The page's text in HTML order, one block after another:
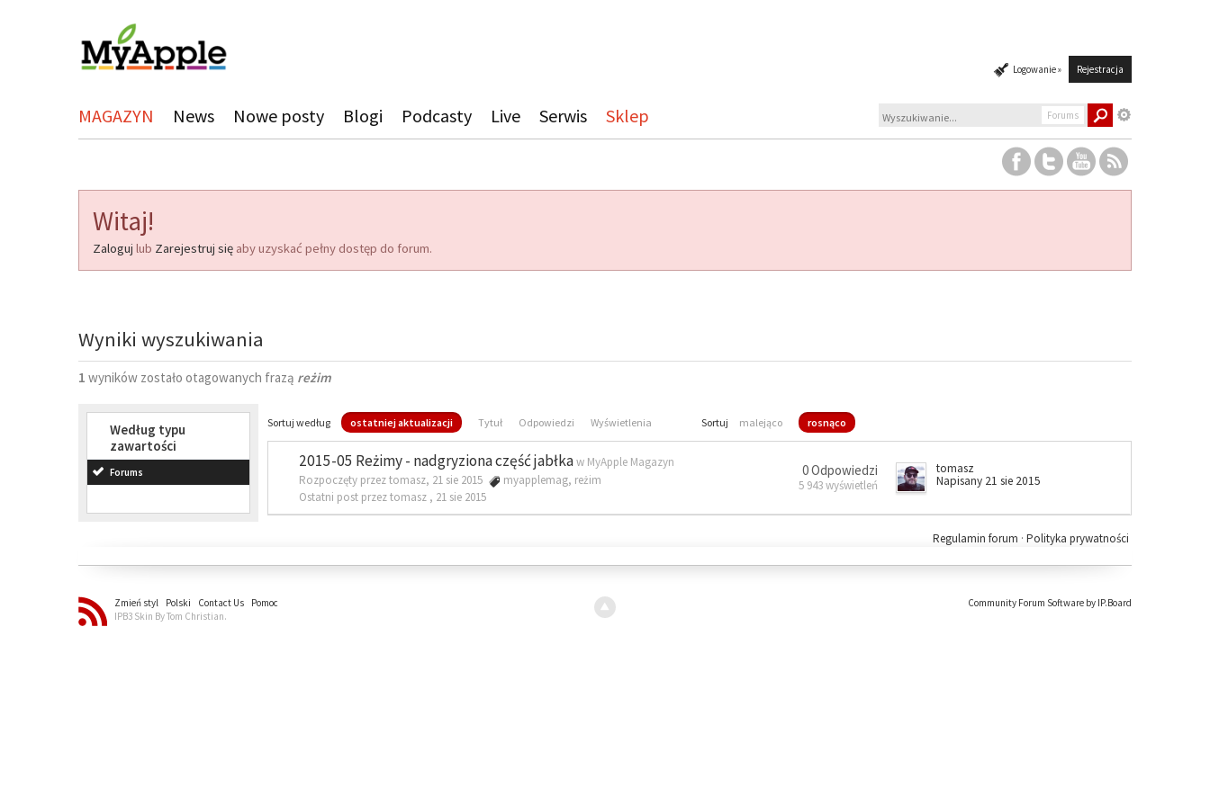
Logowanie » Rejestracja
MAGAZYN News Nowe posty Blogi Podcasty Live Serwis Sklep Forums
Witaj!
Zaloguj lub Zarejestruj się aby uzyskać pełny dostęp do forum.
Wyniki wyszukiwania
1 wyników zostało otagowanych frazą reżim
Według typu
zawartości
Forums
Sortuj według ostatniej aktualizacji Tytuł Odpowiedzi Wyświetlenia Sortuj malejąco rosnąco
2015-05 Reżimy - nadgryziona część jabłkaw MyApple Magazyn
Rozpoczęty przez tomasz, 21 sie 2015
myapplemag, reżim
Ostatni post przez tomasz , 21 sie 2015
0 Odpowiedzi
5 943 wyświetleń
tomasz
Napisany 21 sie 2015
Polityka prywatności
Regulamin forum ·
Zmień styl Polski Contact Us
Pomoc
IPB3 Skin By Tom Christian.
Community Forum Software by IP.Board